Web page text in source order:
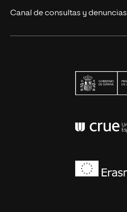
Canal de consultas y denuncias